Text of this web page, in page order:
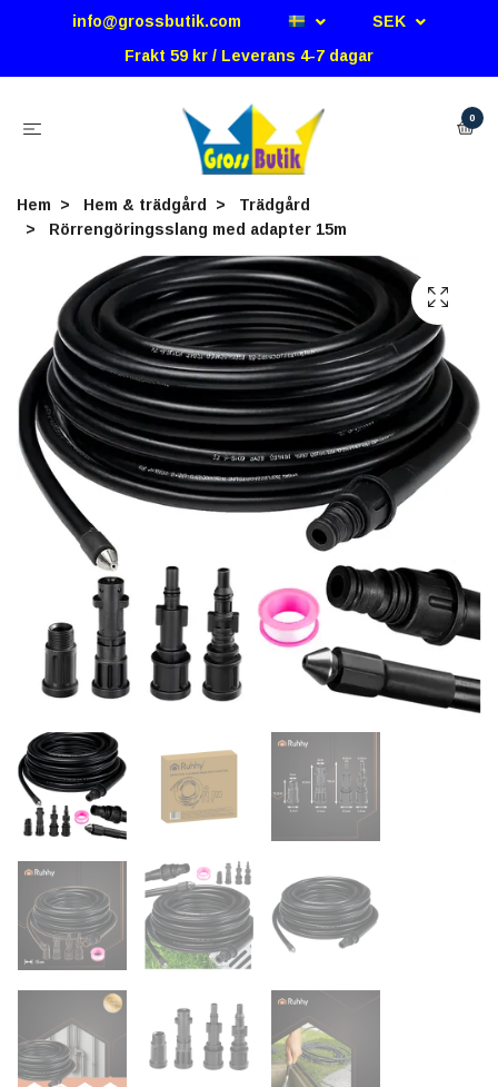
info@grossbutik.com
SEK
Frakt 59 kr / Leverans 4-7 dagar
0
Hem Hem & trädgård
Trädgård
Rörrengöringsslang med adapter 15m